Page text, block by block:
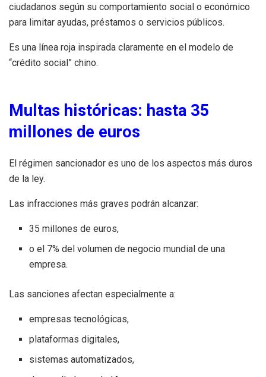
ciudadanos según su comportamiento social o económico
para limitar ayudas, préstamos o servicios públicos.
Es una línea roja inspirada claramente en el modelo de
“crédito social” chino.
Multas históricas: hasta 35
millones de euros
El régimen sancionador es uno de los aspectos más duros
de la ley.
Las infracciones más graves podrán alcanzar:
35 millones de euros,
o el 7% del volumen de negocio mundial de una
empresa.
Las sanciones afectan especialmente a:
empresas tecnológicas,
plataformas digitales,
sistemas automatizados,